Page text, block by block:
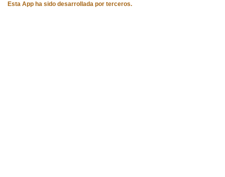
Esta App ha sido desarrollada por terceros.